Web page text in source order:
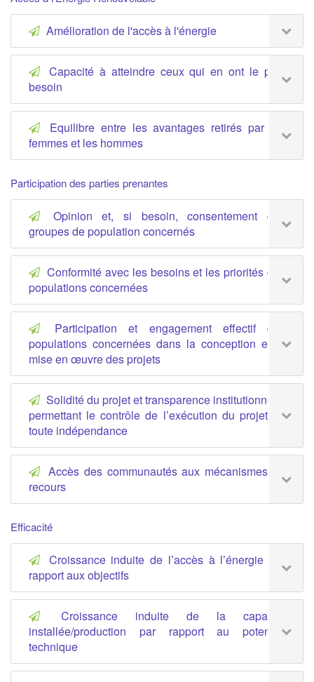
Amélioration de l'accès à l'énergie
Capacité à atteindre ceux qui en ont le plus
besoin
Equilibre entre les avantages retirés par les
femmes et les hommes
Participation des parties prenantes
Opinion et, si besoin, consentement des
groupes de population concernés
Conformité avec les besoins et les priorités des
populations concernées
Participation et engagement effectif des
populations concernées dans la conception et la
mise en œuvre des projets
Solidité du projet et transparence institutionnelle
permettant le contrôle de l’exécution du projet en
toute indépendance
Accès des communautés aux mécanismes de
recours
Efficacité
Croissance induite de l’accès à l’énergie par
rapport aux objectifs
Croissance induite de la capacité
installée/production par rapport au potentiel
technique